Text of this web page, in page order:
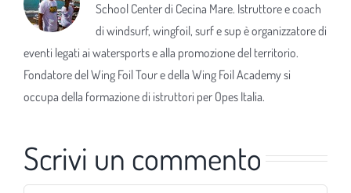
School Center di Cecina Mare. Istruttore e coach
di windsurf, wingfoil, surf e sup è organizzatore di
eventi legati ai watersports e alla promozione del territorio.
Fondatore del Wing Foil Tour e della Wing Foil Academy si
occupa della formazione di istruttori per Opes Italia.
Scrivi un commento